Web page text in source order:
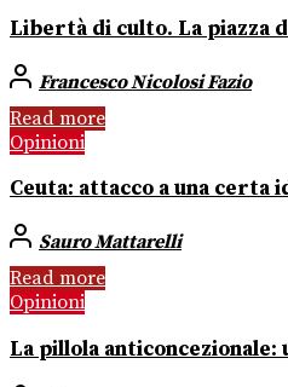
Libertà di culto. La piazza
Francesco Nicolosi Fazio
Read more
Opinioni
Ceuta: attacco a una certa
Sauro Mattarelli
Read more
Opinioni
La pillola anticoncezionale: